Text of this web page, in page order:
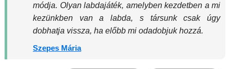
módja. Olyan labdajáték, amelyben kezdetben a mi
kezünkben van a labda, s társunk csak úgy
dobhatja vissza, ha előbb mi odadobjuk hozzá.
Szepes Mária